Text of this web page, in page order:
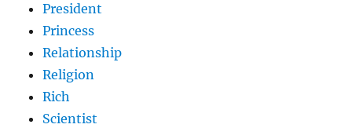
President
Princess
Relationship
Religion
Rich
Scientist